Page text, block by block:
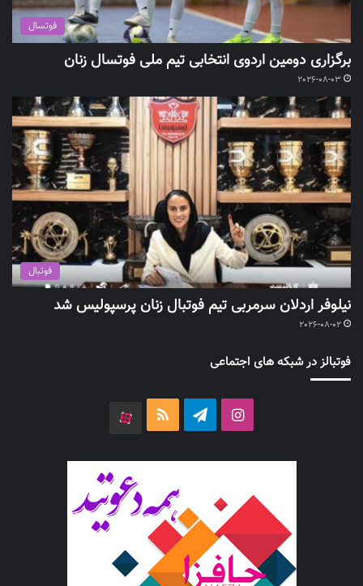
فوتسال
برگزاری دومین اردوی انتخابی تیم ملی فوتسال زنان
2026-08-03
فوتبال
نیلوفر اردلان سرمربی تیم فوتبال زنان پرسپولیس شد
2026-08-02
فوتبالز در شبکه های اجتماعی
اینستاگرامتلگرام خوراک